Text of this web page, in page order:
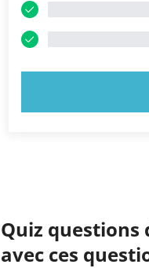
Quiz questions
avec ces